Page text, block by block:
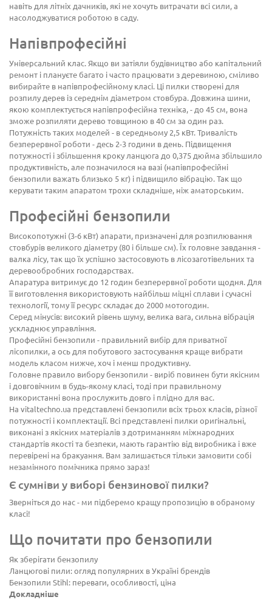
навіть для літніх дачників, які не хочуть витрачати всі сили, а
насолоджуватися роботою в саду.
Напівпрофесійні
Універсальний клас. Якщо ви затіяли будівництво або капітальний
ремонт і плануєте багато і часто працювати з деревиною, сміливо
вибирайте в напівпрофесійному класі. Ці пилки створені для
розпилу дерев із середнім діаметром стовбура. Довжина шини,
якою комплектується напівпрофесійна техніка, - до 45 см, вона
зможе розпиляти дерево товщиною в 40 см за один раз.
Потужність таких моделей - в середньому 2,5 кВт. Тривалість
безперервної роботи - десь 2-3 години в день. Підвищення
потужності і збільшення кроку ланцюга до 0,375 дюйма збільшило
продуктивність, але позначилося на вазі (напівпрофесійні
бензопили важать близько 5 кг) і підвищило вібрацію. Так що
керувати таким апаратом трохи складніше, ніж аматорським.
Професійні бензопили
Високопотужні (3-6 кВт) апарати, призначені для розпилювання
стовбурів великого діаметру (80 і більше см). Їх головне завдання -
валка лісу, так що їх успішно застосовують в лісозаготівельних та
деревообробних господарствах.
Апаратура витримує до 12 годин безперервної роботи щодня. Для
її виготовлення використовують найбільш міцні сплави і сучасні
технології, тому її ресурс складає до 2000 мотогодин.
Серед мінусів: високий рівень шуму, велика вага, сильна вібрація
ускладнює управління.
Професійні бензопили - правильний вибір для приватної
лісопилки, а ось для побутового застосування краще вибрати
модель класом нижче, хоч і менш продуктивну.
Головне правило вибору бензопили - виріб повинен бути якісним
і довговічним в будь-якому класі, тоді при правильному
використанні вона прослужить довго і плідно для вас.
На vitaltechno.ua представлені бензопили всіх трьох класів, різної
потужності і комплектації. Всі представлені пилки оригінальні,
виконані з якісних матеріалів з дотриманням міжнародних
стандартів якості та безпеки, мають гарантію від виробника і вже
перевірені на бракуання. Вам залишається тільки замовити собі
незамінного помічника прямо зараз!
Є сумніви у виборі бензинової пилки?
Зверніться до нас - ми підберемо кращу пропозицію в обраному
класі!
Що почитати про бензопили
Як зберігати бензопилу
Ланцюгові пили: огляд популярних в Україні брендів
Бензопили Stihl: переваги, особливості, ціна
Докладніше